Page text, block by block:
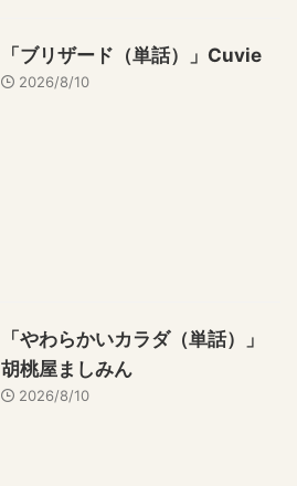
「ブリザード（単話）」Cuvie
2026/8/10
「やわらかいカラダ（単話）」
胡桃屋ましみん
2026/8/10